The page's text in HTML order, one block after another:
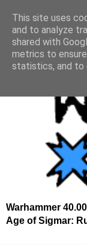
Warhammer
Age of Sigmar:
This site uses
and to analyze
shared with
metrics to
statistics, and to